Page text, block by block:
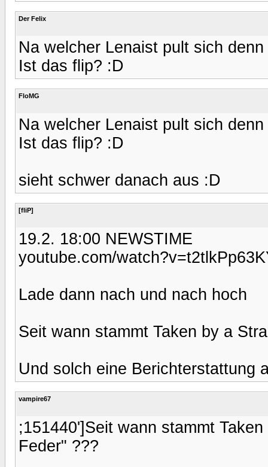
Der Felix
Na welcher Lenaist pult sich
Ist das flip? :D
FloMG
Na welcher Lenaist pult sich
Ist das flip? :D
sieht schwer danach aus :D
[fliP]
19.2. 18:00 NEWSTIME
youtube.com/
Lade dann nach und nach hoch
Seit wann stammt Taken by a
Und solch eine Berichterstattung
vampire67
;151440']Seit wann stammt
Feder" ???